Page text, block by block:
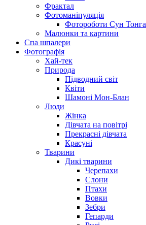
Фрактал
Фотоманіпуляція
Фотороботи Сун Тонга
Малюнки та картини
Спа шпалери
Фотографія
Хай-тек
Природа
Підводний світ
Квіти
Шамоні Мон-Блан
Люди
Жінка
Дівчата на повітрі
Прекрасні дівчата
Красуні
Тварини
Дикі тварини
Черепахи
Слони
Птахи
Вовки
Зебри
Гепарди